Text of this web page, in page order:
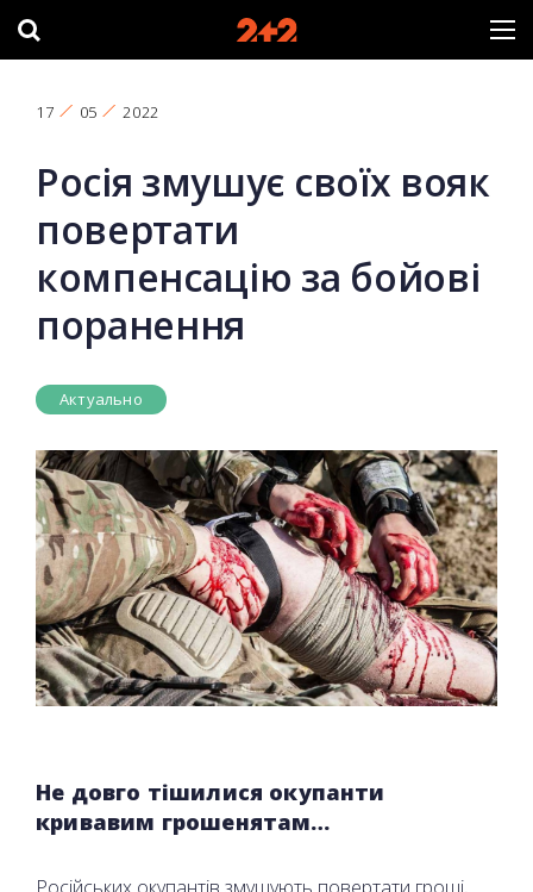
17 05 2022
Росія змушує своїх вояк
повертати
компенсацію за бойові
поранення
Актуально
Не довго тішилися окупанти
кривавим грошенятам…